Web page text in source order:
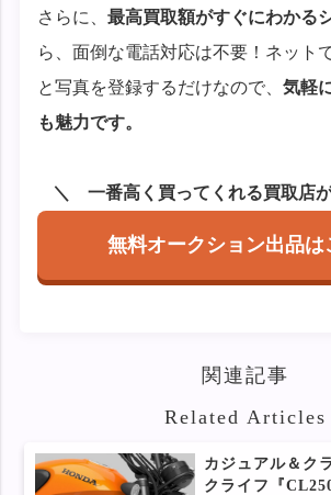
さらに、最高買取額がすぐにわかる
ら、面倒な電話対応は不要！ネット
と写真を登録するだけなので、気軽
も魅力です。
一番高く買ってくれる買取店
無料オークション出品は
関連記事
Related Articles
カジュアル＆ク
クライフ『